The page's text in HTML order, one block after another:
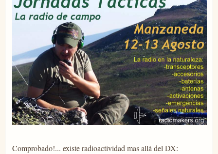
Comprobado!... existe radioactividad mas allá del DX: